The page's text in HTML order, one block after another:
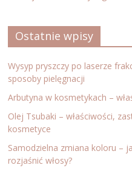
Ostatnie wpisy
Wysyp pryszczy po laserze
sposoby pielęgnacji
Arbutyna w kosmetykach –
Olej Tsubaki – właściwości,
kosmetyce
Samodzielna zmiana koloru –
rozjaśnić włosy?